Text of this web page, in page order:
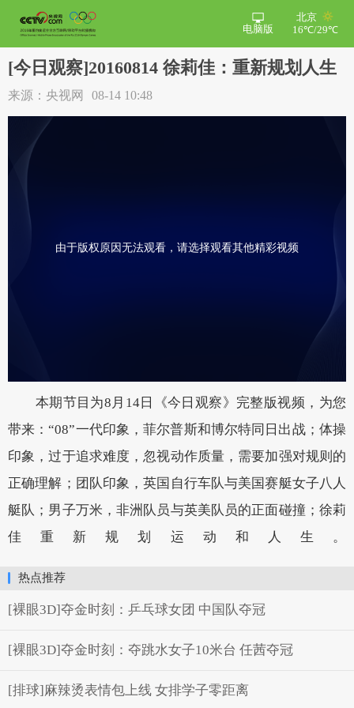
北京
16℃/29℃
电脑版
[今日观察]20160814 徐莉佳：重新规划人生
来源：央视网 08-14 10:48
由于版权原因无法观看，请选择观看其他精彩视频
本期节目为8月14日《今日观察》完整版视频，为您
带来：“08”一代印象，菲尔普斯和博尔特同日出战；体操
印象，过于追求难度，忽视动作质量，需要加强对规则的
正确理解；团队印象，英国自行车队与美国赛艇女子八人
艇队；男子万米，非洲队员与英美队员的正面碰撞；徐莉
佳重新规划运动和人生。
热点推荐
[裸眼3D]夺金时刻：乒乓球女团 中国队夺冠
[裸眼3D]夺金时刻：夺跳水女子10米台 任茜夺冠
[排球]麻辣烫表情包上线 女排学子零距离